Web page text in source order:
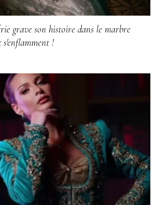
grave son histoire dans le marbre
s'enflamment !